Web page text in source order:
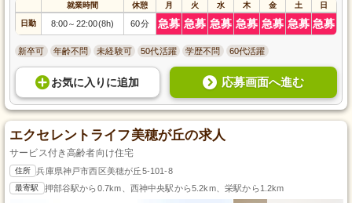
就業時間 休憩 月 火 水 木 金 土 日
日勤 8:00～ 22:00(8h) 60分 急募 急募 急募 急募 急募 急募 急募
新卒可 年齢不問 未経験可 50代活躍 学歴不問 60代活躍
お気に入り に追加 応募画面へ進む
エクセレントライフ美穂が丘の求人
サービス付き高齢者向け住宅
住所 兵庫県神戸市西区美穂が丘5-101-8
最寄駅 押部谷駅から0.7km、西神中央駅から5.2km、栄駅から1.2km